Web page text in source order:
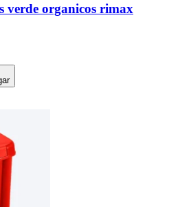
verde organicos rimax